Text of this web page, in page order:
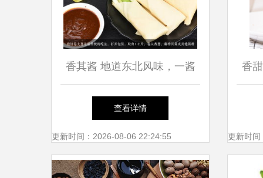
香其酱 地道东北风味，一酱
百搭的味蕾盛宴
查看详情
更新时间：2026-08-06 22:24:55
香
更新时